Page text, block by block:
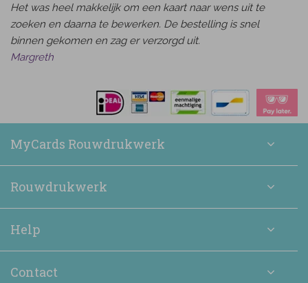
Het was heel makkelijk om een kaart naar wens uit te
zoeken en daarna te bewerken. De bestelling is snel
binnen gekomen en zag er verzorgd uit.
Margreth
MyCards Rouwdrukwerk
Rouwdrukwerk
Help
Contact